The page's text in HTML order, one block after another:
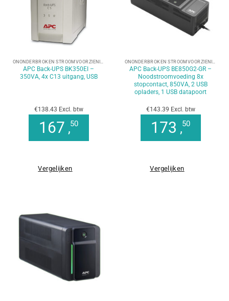
APC Back-UPS BK350EI –
350VA, 4x C13 uitgang, USB
€138.43 Excl. btw
167 ,50
Vergelijken
APC Back-UPS BE850G2-GR –
Noodstroomvoeding 8x
stopcontact, 850VA, 2 USB
opladers, 1 USB datapoort
€143.39 Excl. btw
173 ,50
Vergelijken